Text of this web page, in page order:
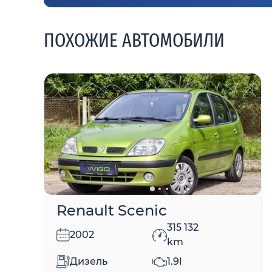
ПОХОЖИЕ АВТОМОБИЛИ
Renault Scenic
2002
315 132
km
Дизель
1.9l